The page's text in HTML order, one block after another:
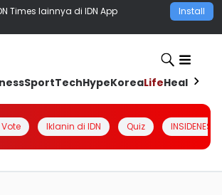
Times lainnya di IDN App Install
SportTechHypeKoreaLifeHealth
Iklanin di IDN Quiz INSIDENESIA